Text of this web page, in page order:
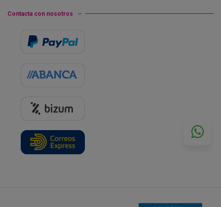
Contacta con nosotros